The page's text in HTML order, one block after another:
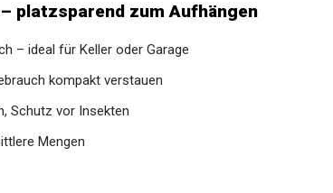
platzsparend zum Aufhängen
– ideal für Keller oder Garage
kompakt verstauen
Schutz vor Insekten
Mengen